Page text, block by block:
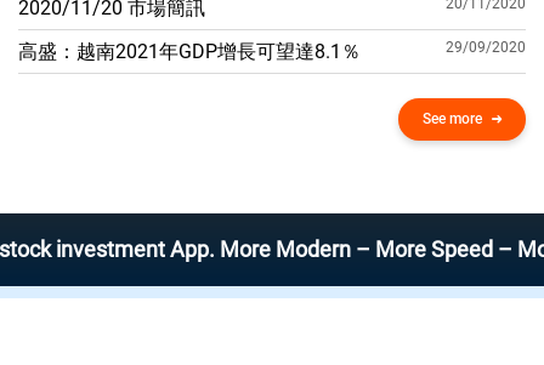
2020/11/20 市場簡訊 20/11/2020
高盛：越南2021年GDP增​​長可望達8.1％ 29/09/2020
See more
App. More Modern – More Speed – More